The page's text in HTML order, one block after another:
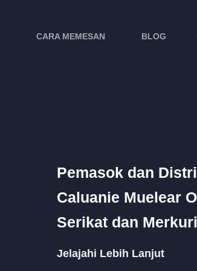
CARA MEMESAN BLOG
Pemasok dan
Caluanie Muelear
Serikat dan
Jelajahi Lebih Lanjut